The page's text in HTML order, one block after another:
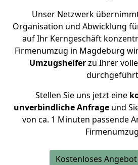
Unser Netzwerk
Organisation und Abwicklung
auf Ihr Kerngeschäft
Firmenumzug in Magdeburg
Umzugshelferzu Ihrer
Stellen Sie uns jetzt eine
unverbindliche Anfrage und
von ca. 1 Minuten passende
Kostenloses